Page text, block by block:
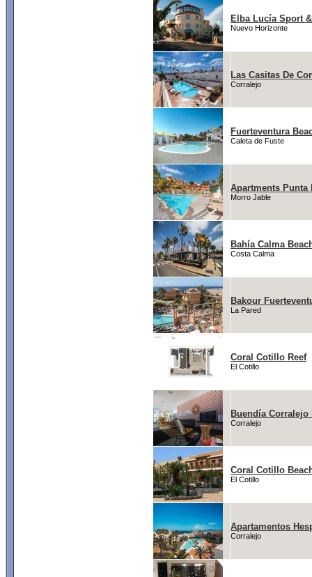
Elba Lucía Sport
Nuevo Horizonte
Las Casitas De
Corralejo
Fuerteventura
Caleta de Fuste
Apartments Punta
Morro Jable
Bahía Calma
Costa Calma
Bakour
La Pared
Coral Cotillo Reef
El Cotillo
Buendía Corralejo
Corralejo
Coral Cotillo
El Cotillo
Apartamentos
Corralejo